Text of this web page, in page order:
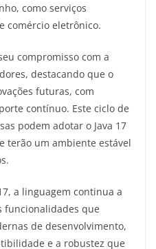
como serviços
comércio eletrônico.
compromisso com a
destacando que o
futuras, com
contínuo. Este ciclo de
podem adotar o Java 17
terão um ambiente estável
a linguagem continua a
funcionalidades que
de desenvolvimento,
e a robustez que